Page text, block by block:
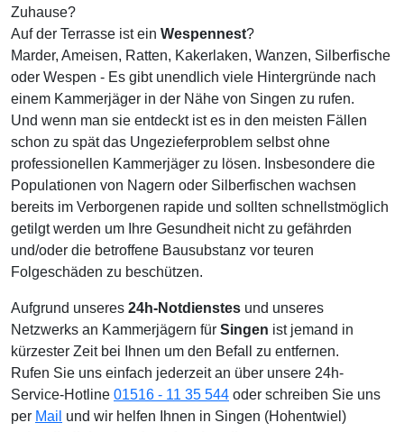
Zuhause?
Auf der Terrasse ist ein Wespennest?
Marder, Ameisen, Ratten, Kakerlaken, Wanzen, Silberfische
oder Wespen - Es gibt unendlich viele Hintergründe nach
einem Kammerjäger in der Nähe von Singen zu rufen.
Und wenn man sie entdeckt ist es in den meisten Fällen
schon zu spät das Ungezieferproblem selbst ohne
professionellen Kammerjäger zu lösen. Insbesondere die
Populationen von Nagern oder Silberfischen wachsen
bereits im Verborgenen rapide und sollten schnellstmöglich
getilgt werden um Ihre Gesundheit nicht zu gefährden
und/oder die betroffene Bausubstanz vor teuren
Folgeschäden zu beschützen.
Aufgrund unseres 24h-Notdienstes und unseres
Netzwerks an Kammerjägern für Singen ist jemand in
kürzester Zeit bei Ihnen um den Befall zu entfernen.
Rufen Sie uns einfach jederzeit an über unsere 24h-
Service-Hotline 01516 - 11 35 544 oder schreiben Sie uns
per Mail und wir helfen Ihnen in Singen (Hohentwiel)